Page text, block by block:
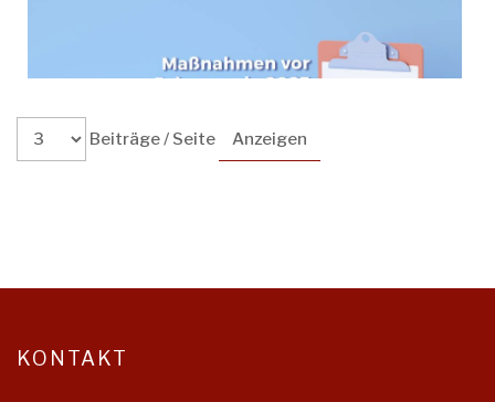
Beiträge / Seite
KONTAKT